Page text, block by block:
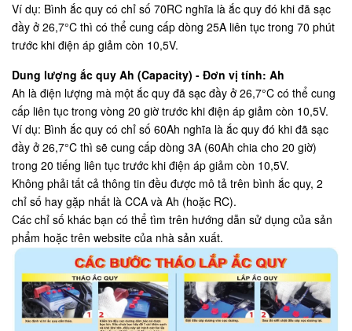
Ví dụ: Bình ắc quy có chỉ số 70RC nghĩa là ắc quy đó khi đã sạc
đầy ở 26,7°C thì có thể cung cấp dòng 25A liên tục trong 70 phút
trước khi điện áp giảm còn 10,5V.
Dung lượng ắc quy Ah (Capacity) - Đơn vị tính: Ah
Ah là điện lượng mà một ắc quy đã sạc đầy ở 26,7°C có thể cung
cấp liên tục trong vòng 20 giờ trước khi điện áp giảm còn 10,5V.
Ví dụ: Bình ắc quy có chỉ số 60Ah nghĩa là ắc quy đó khi đã sạc
đầy ở 26,7°C thì sẽ cung cấp dòng 3A (60Ah chia cho 20 giờ)
trong 20 tiếng liên tục trước khi điện áp giảm còn 10,5V.
Không phải tất cả thông tin đều được mô tả trên bình ắc quy, 2
chỉ số hay gặp nhất là CCA và Ah (hoặc RC).
Các chỉ số khác bạn có thể tìm trên hướng dẫn sử dụng của sản
phẩm hoặc trên website của nhà sản xuất.